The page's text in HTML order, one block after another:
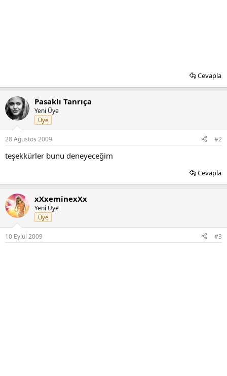
Cevapla
Pasaklı Tanrıça
Yeni Üye
Üye
28 Ağustos 2009 #2
teşekkürler bunu deneyeceğim
Cevapla
xXxeminexXx
Yeni Üye
Üye
10 Eylül 2009 #3